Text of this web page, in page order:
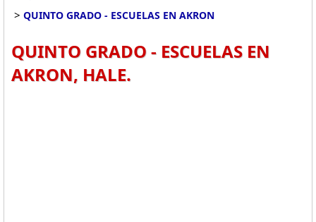
> QUINTO GRADO - ESCUELAS EN AKRON
QUINTO GRADO - ESCUELAS EN
AKRON, HALE.